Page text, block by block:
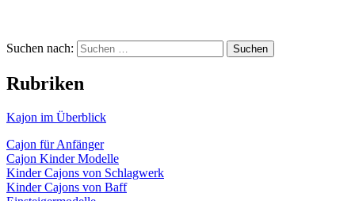
Suchen nach: Suchen
Rubriken
Kajon im Überblick
Cajon für Anfänger
Cajon Kinder Modelle
Kinder Cajons von Schlagwerk
Kinder Cajons von Baff